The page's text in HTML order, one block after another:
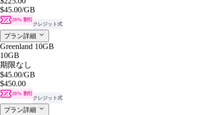
$45.00/GB
20% 割引
クレジット式
プラン詳細
Greenland 10GB
10GB
期限なし
$45.00/GB
$450.00
20% 割引
クレジット式
プラン詳細